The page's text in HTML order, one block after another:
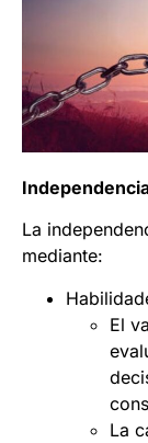
La
mediante:
El
La